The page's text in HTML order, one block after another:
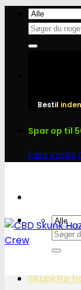
Fortsæt
indhold
Søg
efter:
Bestil
Spar op til
Læs vores
Søg
efter:
Skunkfrø